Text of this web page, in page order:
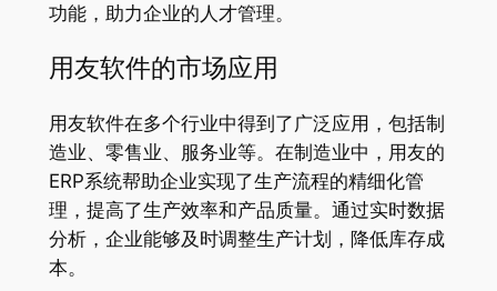
功能，助力企业的人才管理。
用友软件的市场应用
用友软件在多个行业中得到了广泛应用，包括制
造业、零售业、服务业等。在制造业中，用友的
ERP系统帮助企业实现了生产流程的精细化管
理，提高了生产效率和产品质量。通过实时数据
分析，企业能够及时调整生产计划，降低库存成
本。